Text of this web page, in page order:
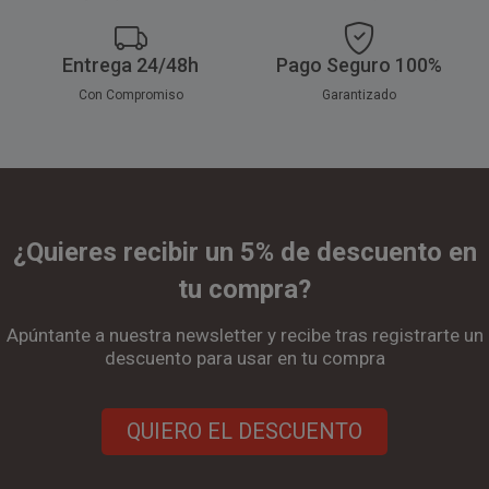
Entrega 24/48h
Con Compromiso
Pago Seguro 100%
Garantizado
¿Quieres recibir un 5% de descuento en
tu compra?
Apúntante a nuestra newsletter y recibe tras registrarte un
descuento para usar en tu compra
QUIERO EL DESCUENTO